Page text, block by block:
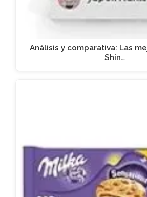
Análisis y comparativa: Las
Shin…